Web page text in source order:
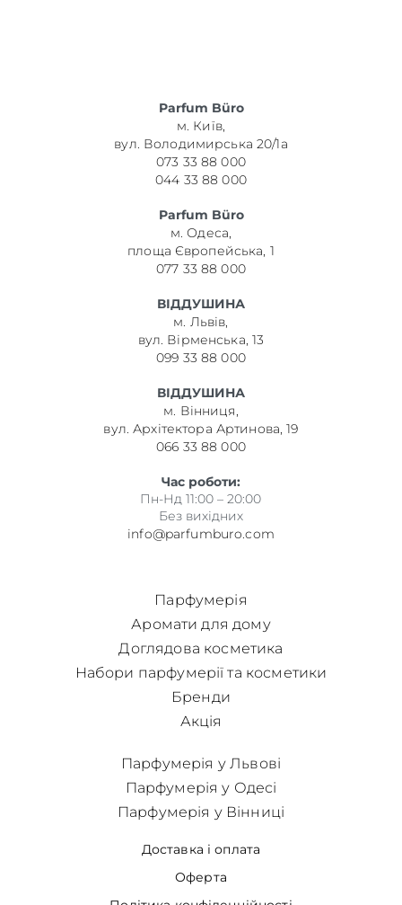
Parfum Büro
м. Київ,
вул. Володимирська 20/1а
073 33 88 000
044 33 88 000
Parfum Büro
м. Одеса,
площа Європейська, 1
077 33 88 000
ВІДДУШИНА
м. Львів,
вул. Вірменська, 13
099 33 88 000
ВІДДУШИНА
м. Вінниця,
вул. Архітектора Артинова, 19
066 33 88 000
Час роботи:
Пн-Нд 11:00 – 20:00
Без вихідних
info@parfumburo.com
Парфумерія
Аромати для дому
Доглядова косметика
Набори парфумерії та косметики
Бренди
Акція
Доставка і оплата
Оферта
Парфумерія у Львові
Парфумерія у Одесі
Парфумерія у Вінниці